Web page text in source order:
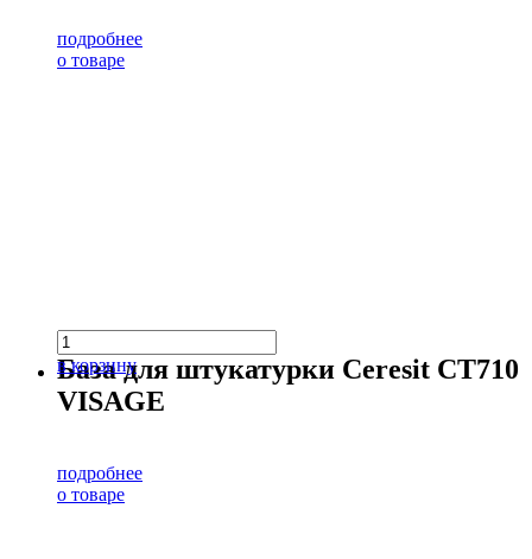
подробнее
о товаре
в корзину
База для штукатурки Ceresit CT710
VISAGE
подробнее
о товаре